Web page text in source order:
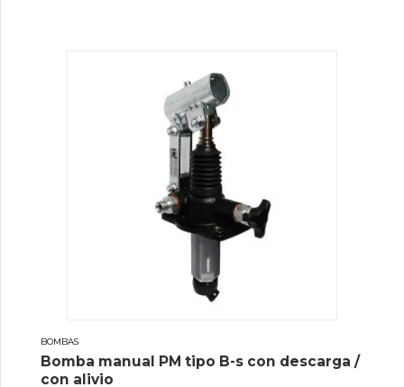
BOMBAS
Bomba manual PM tipo B-s con descarga /
con alivio